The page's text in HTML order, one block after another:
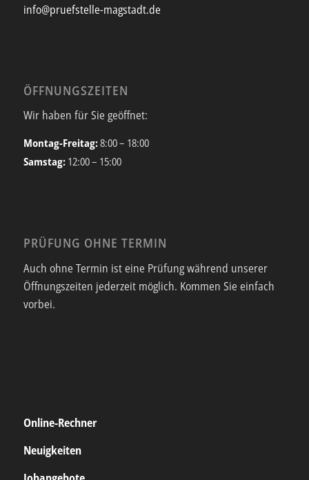
info@pruefstelle-magstadt.de
ÖFFNUNGSZEITEN
Wir haben für Sie geöffnet:
Montag-Freitag:8:00 – 18:00
Samstag: 12:00 – 15:00
PRÜFUNG OHNE TERMIN
Auch ohne Termin ist eine Prüfung während unserer
Öffnungszeiten jederzeit möglich. Kommen Sie einfach
vorbei.
Online-Rechner
Neuigkeiten